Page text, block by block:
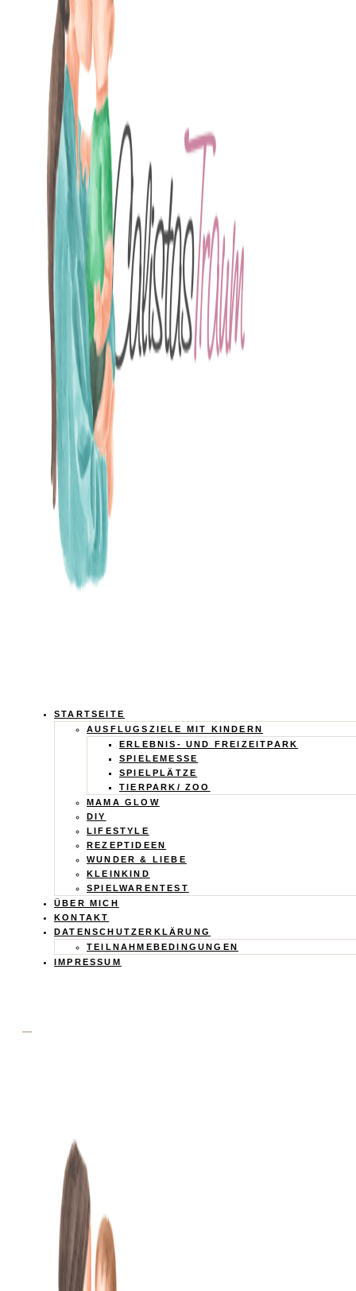
Calistas
Traum
STARTSEITE
AUSFLUGSZIELE MIT KINDERN
ERLEBNIS- UND FREIZEITPARK
SPIELEMESSE
SPIELPLÄTZE
TIERPARK/ ZOO
MAMA GLOW
DIY
LIFESTYLE
REZEPTIDEEN
WUNDER & LIEBE
KLEINKIND
SPIELWARENTEST
ÜBER MICH
KONTAKT
DATENSCHUTZERKLÄRUNG
TEILNAHMEBEDINGUNGEN
IMPRESSUM